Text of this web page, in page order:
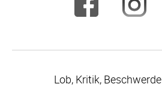
Lob, Kritik, Beschwerde